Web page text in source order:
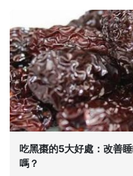
吃黑棗的5大好處：改善
嗎？